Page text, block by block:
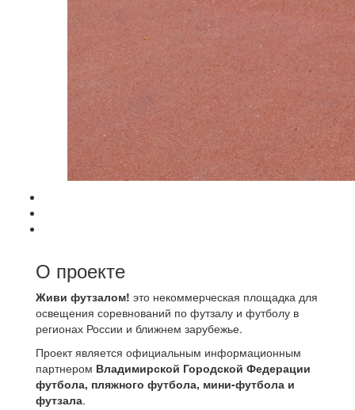
О проекте
Живи футзалом! это некоммерческая площадка для
освещения соревнований по футзалу и футболу в
регионах России и ближнем зарубежье.
Проект является официальным информационным
партнером Владимирской Городской Федерации
футбола, пляжного футбола, мини-футбола и
футзала.